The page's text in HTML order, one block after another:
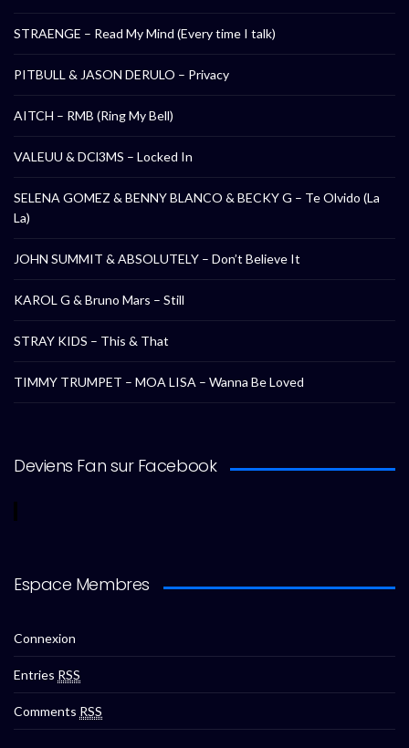
STRAENGE – Read My Mind (Every time I talk)
PITBULL & JASON DERULO – Privacy
AITCH – RMB (Ring My Bell)
VALEUU & DCl3MS – Locked In
SELENA GOMEZ & BENNY BLANCO & BECKY G – Te Olvido (La
La)
JOHN SUMMIT & ABSOLUTELY – Don’t Believe It
KAROL G & Bruno Mars – Still
STRAY KIDS – This & That
TIMMY TRUMPET – MOA LISA – Wanna Be Loved
Deviens Fan sur Facebook
Espace Membres
Connexion
Entries RSS
Comments RSS